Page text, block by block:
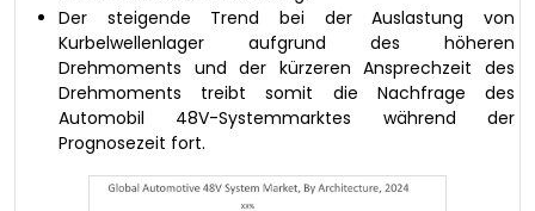
Der steigende Trend bei der Auslastung von
Kurbelwellenlager aufgrund des höheren
Drehmoments und der kürzeren Ansprechzeit des
Drehmoments treibt somit die Nachfrage des
Automobil 48V-Systemmarktes während der
Prognosezeit fort.